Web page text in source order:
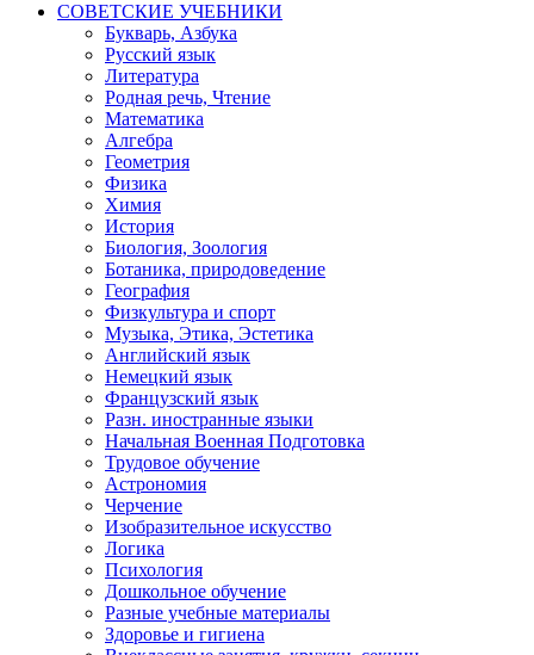
СОВЕТСКИЕ УЧЕБНИКИ
Букварь, Азбука
Русский язык
Литература
Родная речь, Чтение
Математика
Алгебра
Геометрия
Физика
Химия
История
Биология, Зоология
Ботаника, природоведение
География
Физкультура и спорт
Музыка, Этика, Эстетика
Английский язык
Немецкий язык
Французский язык
Разн. иностранные языки
Начальная Военная Подготовка
Трудовое обучение
Астрономия
Черчение
Изобразительное искусство
Логика
Психология
Дошкольное обучение
Разные учебные материалы
Здоровье и гигиена